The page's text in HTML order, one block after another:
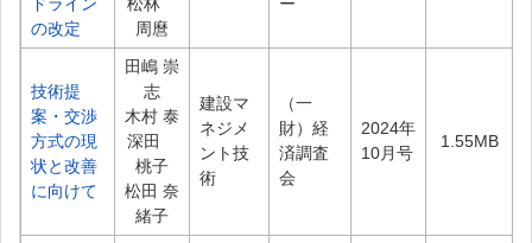
の改定
周麿
技術提
案・交渉
方式の現
状と改善
に向けて
田嶋 崇
志
木村 泰
深田
桃子
松田 奈
緒子
建設マ
ネジメ
ント技
術
（一
財）経
済調査
会
2024年
10月号
1.55MB